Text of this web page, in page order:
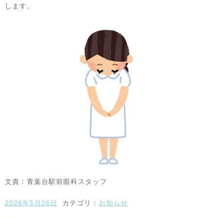
します。
文責：青葉台駅前眼科スタッフ
2026年5月26日 カテゴリ： お知らせ